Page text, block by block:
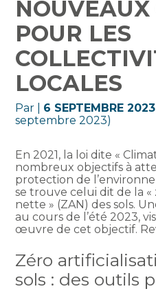
POUR LES
LOCALES
Par 6 SEPTEMBRE 2023
septembre 2023)
En 2021, la loi dite «
nombreux objectifs à
protection de
se trouve celui dit de la «
nette » (ZAN) des sols.
au cours de l’été 2023,
œuvre de cet objectif.
Zéro
sols : des outils